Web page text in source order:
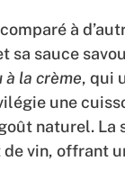
à
sa sauce
à la crème, qui
une
naturel.
de vin, offrant